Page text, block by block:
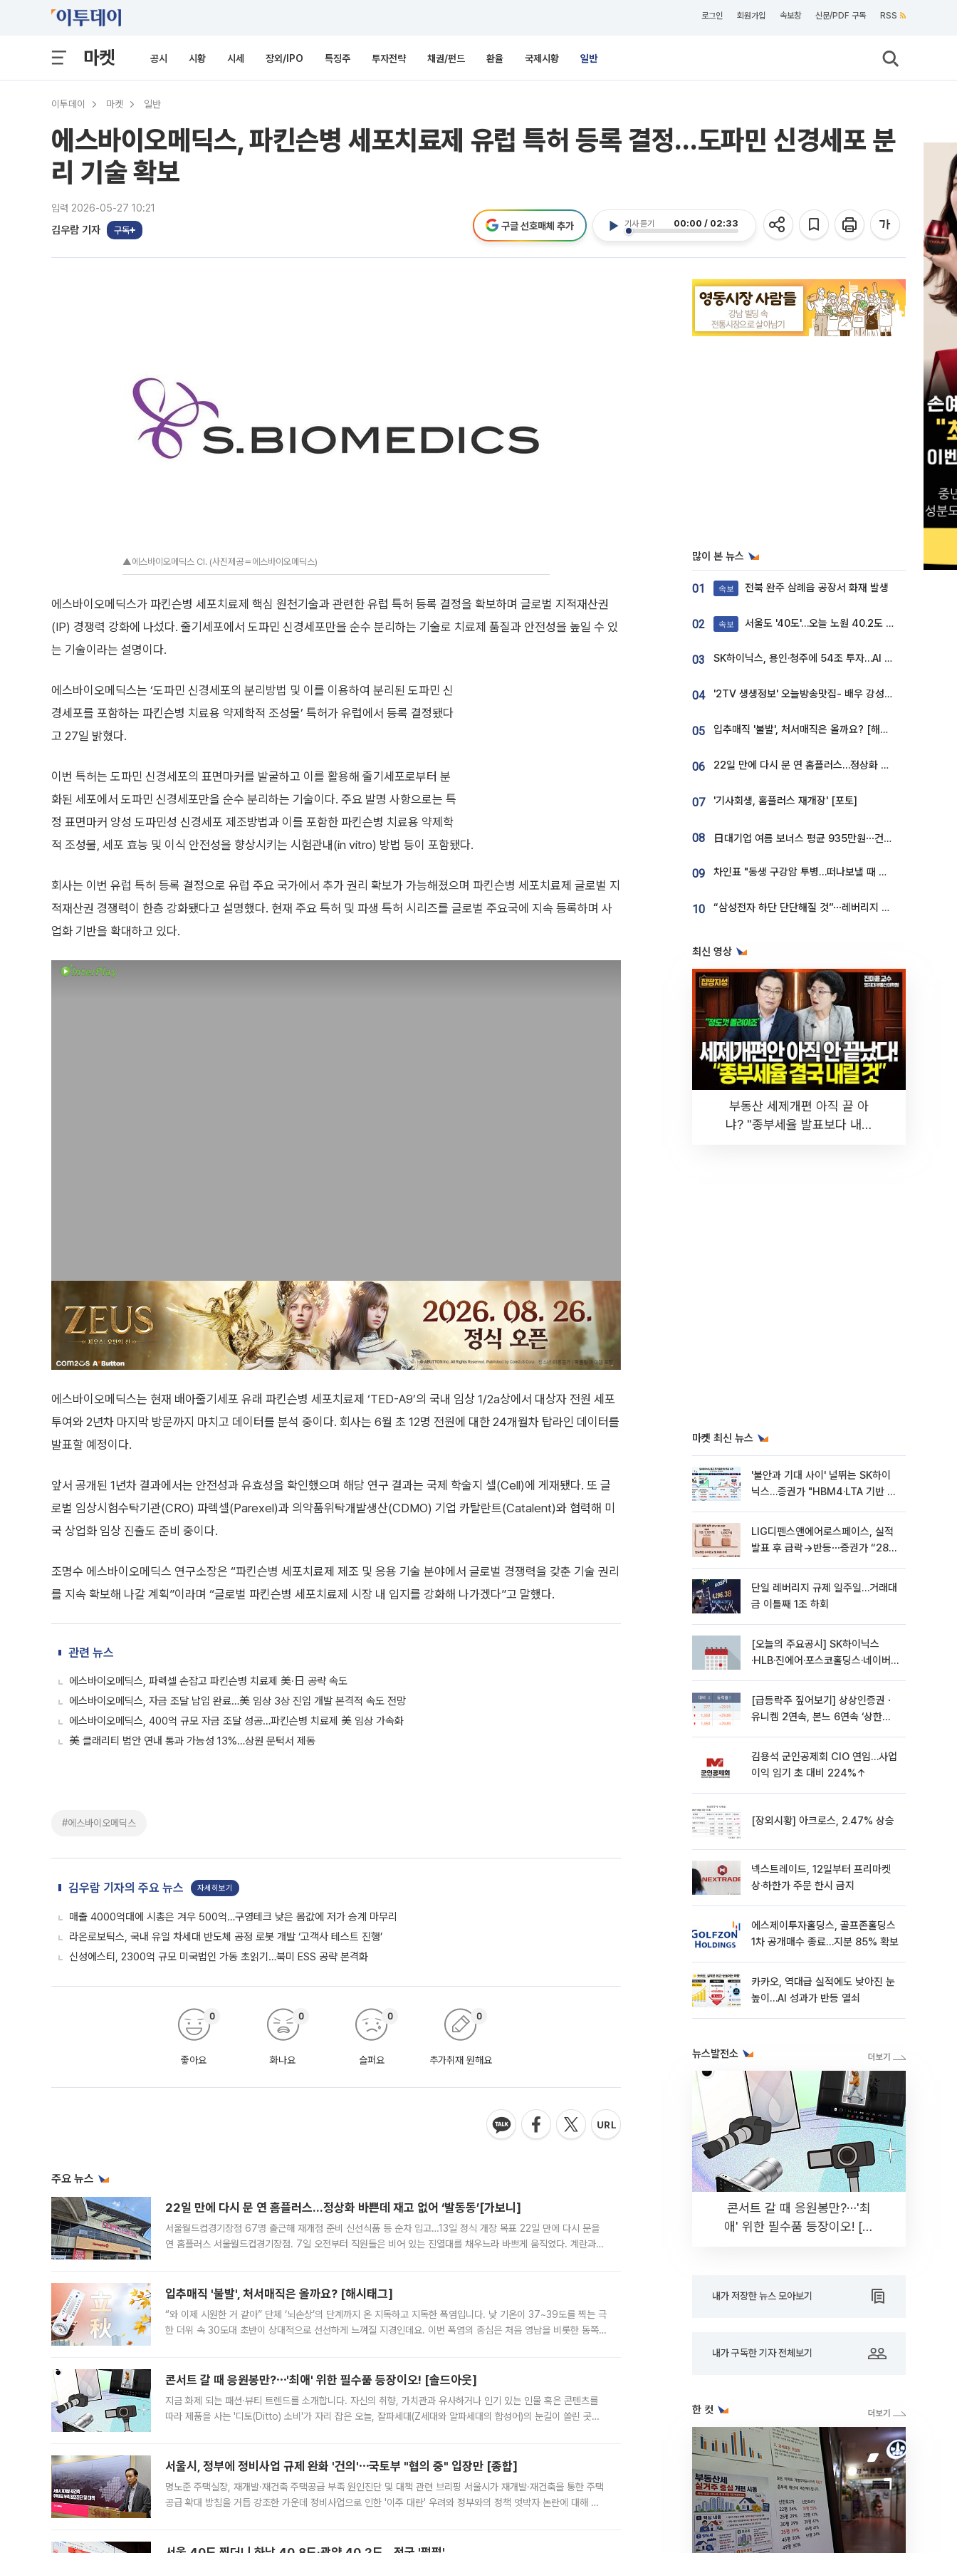
로그인 회원가입 속보창 신문/PDF 구독 RSS
마켓 공시 시황 시세 장외/IPO 특징주 투자전략 채권/펀드 환율 국제시황 일반
이투데이 마켓 일반
에스바이오메딕스, 파킨슨병 세포치료제 유럽 특허 등록 결정…도파민 신경세포 분
리 기술 확보
입력 2026-05-27 10:21
김우람 기자 구독
기사 듣기 00:00 / 02:33
구글 선호매체 추가
▲에스바이오메딕스 CI. (사진제공＝에스바이오메딕스)
에스바이오메딕스가 파킨슨병 세포치료제 핵심 원천기술과 관련한 유럽 특허 등록 결정을 확보하며 글로벌 지적재산권
(IP) 경쟁력 강화에 나섰다. 줄기세포에서 도파민 신경세포만을 순수 분리하는 기술로 치료제 품질과 안전성을 높일 수 있
는 기술이라는 설명이다.
에스바이오메딕스는 ‘도파민 신경세포의 분리방법 및 이를 이용하여 분리된 도파민 신
경세포를 포함하는 파킨슨병 치료용 약제학적 조성물’ 특허가 유럽에서 등록 결정됐다
고 27일 밝혔다.
이번 특허는 도파민 신경세포의 표면마커를 발굴하고 이를 활용해 줄기세포로부터 분
화된 세포에서 도파민 신경세포만을 순수 분리하는 기술이다. 주요 발명 사항으로는 특
정 표면마커 양성 도파민성 신경세포 제조방법과 이를 포함한 파킨슨병 치료용 약제학
적 조성물, 세포 효능 및 이식 안전성을 향상시키는 시험관내(in vitro) 방법 등이 포함됐다.
회사는 이번 유럽 특허 등록 결정으로 유럽 주요 국가에서 추가 권리 확보가 가능해졌으며 파킨슨병 세포치료제 글로벌 지
적재산권 경쟁력이 한층 강화됐다고 설명했다. 현재 주요 특허 및 파생 특허 시리즈를 글로벌 주요국에 지속 등록하며 사
업화 기반을 확대하고 있다.
에스바이오메딕스는 현재 배아줄기세포 유래 파킨슨병 세포치료제 ‘TED-A9’의 국내 임상 1/2a상에서 대상자 전원 세포
투여와 2년차 마지막 방문까지 마치고 데이터를 분석 중이다. 회사는 6월 초 12명 전원에 대한 24개월차 탑라인 데이터를
발표할 예정이다.
앞서 공개된 1년차 결과에서는 안전성과 유효성을 확인했으며 해당 연구 결과는 국제 학술지 셀(Cell)에 게재됐다. 또 글
로벌 임상시험수탁기관(CRO) 파렉셀(Parexel)과 의약품위탁개발생산(CDMO) 기업 카탈란트(Catalent)와 협력해 미
국 상업화 임상 진출도 준비 중이다.
조명수 에스바이오메딕스 연구소장은 “파킨슨병 세포치료제 제조 및 응용 기술 분야에서 글로벌 경쟁력을 갖춘 기술 권리
를 지속 확보해 나갈 계획”이라며 “글로벌 파킨슨병 세포치료제 시장 내 입지를 강화해 나가겠다”고 말했다.
관련 뉴스
에스바이오메딕스, 파렉셀 손잡고 파킨슨병 치료제 美·日 공략 속도
에스바이오메딕스, 자금 조달 납입 완료…美 임상 3상 진입 개발 본격적 속도 전망
에스바이오메딕스, 400억 규모 자금 조달 성공…파킨슨병 치료제 美 임상 가속화
美 클래리티 법안 연내 통과 가능성 13%…상원 문턱서 제동
#에스바이오메딕스
김우람 기자의 주요 뉴스 자세히보기
매출 4000억대에 시총은 겨우 500억…구영테크 낮은 몸값에 저가 승계 마무리
라온로보틱스, 국내 유일 차세대 반도체 공정 로봇 개발 ‘고객사 테스트 진행’
신성에스티, 2300억 규모 미국법인 가동 초읽기…북미 ESS 공략 본격화
좋아요
0
화나요
0
슬퍼요
0
추가취재 원해요
0
주요 뉴스
22일 만에 다시 문 연 홈플러스…정상화 바쁜데 재고 없어 ‘발동동’[가보니]
서울월드컵경기장점 67명 출근해 재개점 준비 신선식품 등 순차 입고…13일 정식 개장 목표 22일 만에 다시 문을
연 홈플러스 서울월드컵경기장점. 7일 오전부터 직원들은 비어 있는 진열대를 채우느라 바쁘게 움직였다. 계란과
입추매직 '불발', 처서매직은 올까요? [해시태그]
“와 이제 시원한 거 같아” 단체 ‘뇌손상’의 단계까지 온 지독하고 지독한 폭염입니다. 낮 기온이 37~39도를 찍는 극
한 더위 속 30도대 초반이 상대적으로 선선하게 느껴질 지경인데요. 이번 폭염의 중심은 처음 영남을 비롯한 동쪽
콘서트 갈 때 응원봉만?⋯'최애' 위한 필수품 등장이오! [솔드아웃]
지금 화제 되는 패션·뷰티 트렌드를 소개합니다. 자신의 취향, 가치관과 유사하거나 인기 있는 인물 혹은 콘텐츠를
따라 제품을 사는 '디토(Ditto) 소비'가 자리 잡은 오늘, 잘파세대(Z세대와 알파세대의 합성어)의 눈길이 쏠린 곳은
서울시, 정부에 정비사업 규제 완화 '건의'⋯국토부 "협의 중" 입장만 [종합]
명노준 주택실장, 재개발·재건축 주택공급 부족 원인진단 및 대책 관련 브리핑 서울시가 재개발·재건축을 통한 주택
공급 확대 방침을 거듭 강조한 가운데 정비사업으로 인한 '이주 대란' 우려와 정부와의 정책 엇박자 논란에 대해 정
많이 본 뉴스
01 속보 전북 완주 삼례읍 공장서 화재 발생
02 속보 서울도 '40도'…오늘 노원 40.2도 기록
03 SK하이닉스, 용인·청주에 54조 투자…AI 메모리 생산기지 키운다
04 '2TV 생생정보' 오늘방송맛집- 배우 강성진 단골! 쌀국수ㆍ푸팟퐁 커리 맛집 '블○○○'
05 입추매직 '불발', 처서매직은 올까요? [해시태그]
06 22일 만에 다시 문 연 홈플러스…정상화 바쁜데 재고 없어 ‘발동동’[가보니]
07 '기사회생, 홈플러스 재개장' [포토]
08 日대기업 여름 보너스 평균 935만원⋯건설회사 1800만 넘어
09 차인표 "동생 구강암 투병…떠나보낼 때 가장 힘들었다”
10 “삼성전자 하단 단단해질 것”⋯레버리지 규제에 쏠림 완화 [찐코노미]
최신 영상
부동산 세제개편 아직 끝 아
냐? "종부세율 발표보다 내릴
마켓 최신 뉴스
'불안과 기대 사이' 널뛰는 SK하이
닉스…증권가 "HBM4·LTA 기반 펀
LIG디펜스앤에어로스페이스, 실적
발표 후 급락→반등⋯증권가 “28년
단일 레버리지 규제 일주일…거래대
금 이틀째 1조 하회
[오늘의 주요공시] SK하이닉스
·HLB·진에어·포스코홀딩스·네이버·
[급등락주 짚어보기] 상상인증권ㆍ
유니켐 2연속, 본느 6연속 ‘상한
김용석 군인공제회 CIO 연임…사업
이익 임기 초 대비 224%↑
[장외시황] 아크로스, 2.47% 상승
넥스트레이드, 12일부터 프리마켓
상·하한가 주문 한시 금지
에스제이투자홀딩스, 골프존홀딩스
1차 공개매수 종료…지분 85% 확보
카카오, 역대급 실적에도 낮아진 눈
높이…AI 성과가 반등 열쇠
뉴스발전소
콘서트 갈 때 응원봉만?⋯'최
애' 위한 필수품 등장이오! [솔
내가 저장한 뉴스 모아보기
내가 구독한 기자 전체보기
한 컷